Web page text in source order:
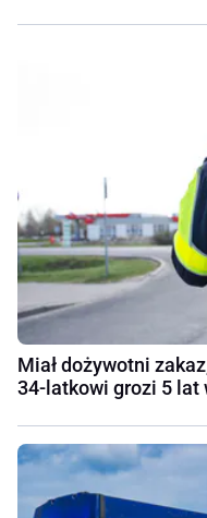
Miał dożywotni
34-latkowi grozi 5 lat